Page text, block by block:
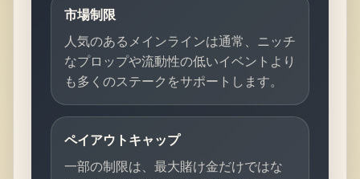
市場制限
人気のあるメインラインは通常、ニッチ
なプロップや流動性の低いイベントより
も多くのステークをサポートします。
ペイアウトキャップ
一部の制限は、最大賭け金だけではな